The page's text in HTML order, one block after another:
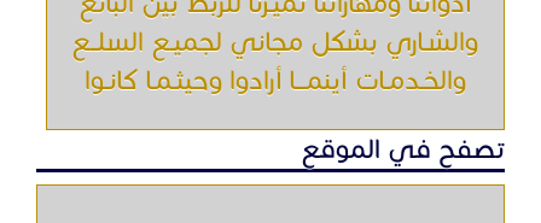
شروط الاستخدام
اتصل بنا